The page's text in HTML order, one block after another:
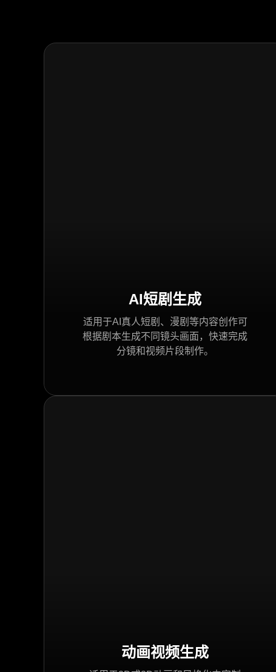
AI短剧生成
适用于AI真人短剧、漫剧等内容创作可
根据剧本生成不同镜头画面，快速完成
分镜和视频片段制作。
动画视频生成